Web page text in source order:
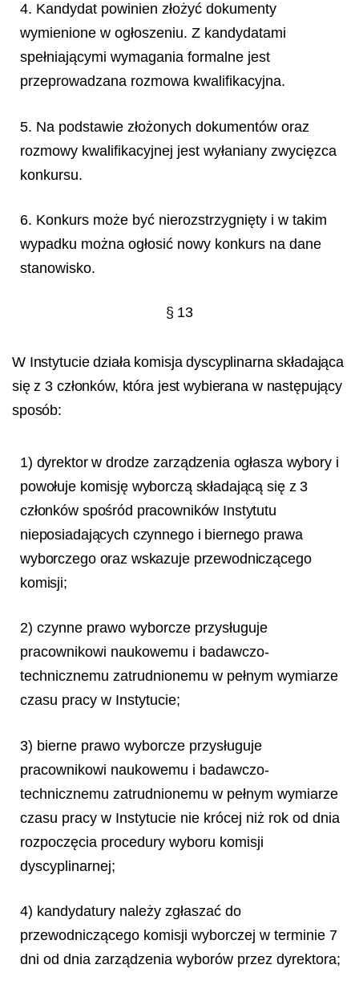
4. Kandydat powinien złożyć dokumenty
wymienione w ogłoszeniu. Z kandydatami
spełniającymi wymagania formalne jest
przeprowadzana rozmowa kwalifikacyjna.
5. Na podstawie złożonych dokumentów oraz
rozmowy kwalifikacyjnej jest wyłaniany zwycięzca
konkursu.
6. Konkurs może być nierozstrzygnięty i w takim
wypadku można ogłosić nowy konkurs na dane
stanowisko.
§ 13
W Instytucie działa komisja dyscyplinarna składająca
się z 3 członków, która jest wybierana w następujący
sposób:
1) dyrektor w drodze zarządzenia ogłasza wybory i
powołuje komisję wyborczą składającą się z 3
członków spośród pracowników Instytutu
nieposiadających czynnego i biernego prawa
wyborczego oraz wskazuje przewodniczącego
komisji;
2) czynne prawo wyborcze przysługuje
pracownikowi naukowemu i badawczo-
technicznemu zatrudnionemu w pełnym wymiarze
czasu pracy w Instytucie;
3) bierne prawo wyborcze przysługuje
pracownikowi naukowemu i badawczo-
technicznemu zatrudnionemu w pełnym wymiarze
czasu pracy w Instytucie nie krócej niż rok od dnia
rozpoczęcia procedury wyboru komisji
dyscyplinarnej;
4) kandydatury należy zgłaszać do
przewodniczącego komisji wyborczej w terminie 7
dni od dnia zarządzenia wyborów przez dyrektora;